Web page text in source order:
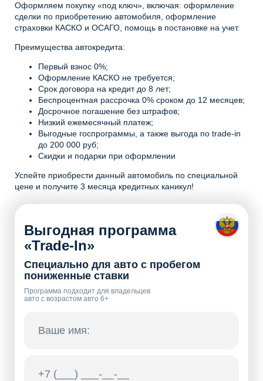
Оформляем покупку «под ключ», включая: оформление
сделки по приобретению автомобиля, оформление
страховки КАСКО и ОСАГО, помощь в постановке на учет.
Преимущества автокредита:
Первый взнос 0%;
Оформление КАСКО не требуется;
Срок договора на кредит до 8 лет;
Беспроцентная рассрочка 0% сроком до 12 месяцев;
Досрочное погашение без штрафов;
Низкий ежемесячный платеж;
Выгодные госпрограммы, а также выгода по trade-in
до 200 000 руб;
Скидки и подарки при оформлении
Успейте приобрести данный автомобиль по специальной
цене и получите 3 месяца кредитных каникул!
Выгодная программа
«Trade-In»
Специально для авто с пробегом
пониженные ставки
Программа подходит для владельцев
авто с возрастом авто 6+